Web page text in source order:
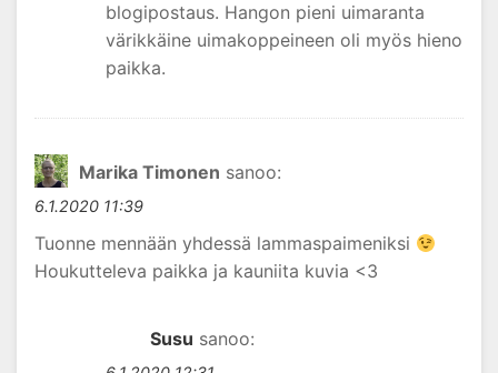
blogipostaus. Hangon pieni uimaranta
värikkäine uimakoppeineen oli myös hieno
paikka.
Marika Timonen sanoo:
6.1.2020 11:39
Tuonne mennään yhdessä lammaspaimeniksi
Houkutteleva paikka ja kauniita kuvia <3
Susu sanoo: